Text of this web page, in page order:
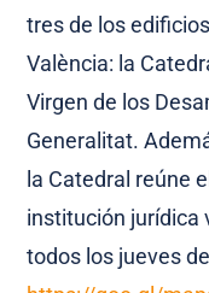
tres de los
València: la
Virgen de los
Generalitat.
la Catedral reúne
institución jurídica
todos los jueves